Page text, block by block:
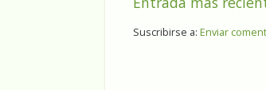
Suscribirse a: Enviar